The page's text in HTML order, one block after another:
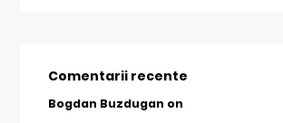
Comentarii recente
Bogdan Buzdugan on